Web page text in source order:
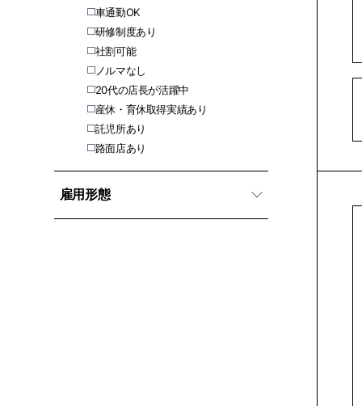
車通勤OK
研修制度あり
社割可能
ノルマなし
20代の店長が活躍中
産休・育休取得実績あり
託児所あり
路面店あり
雇用形態